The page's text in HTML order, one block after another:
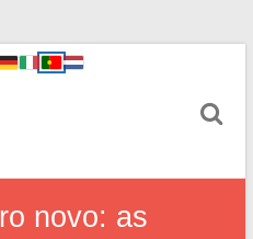
novo: as